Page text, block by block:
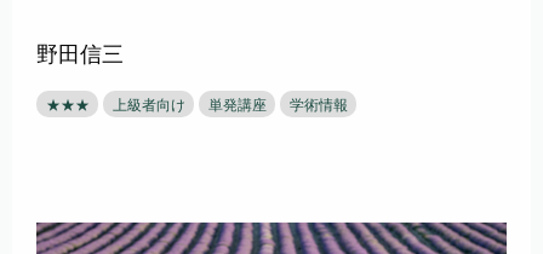
野田信三
★★★ 上級者向け 単発講座 学術情報